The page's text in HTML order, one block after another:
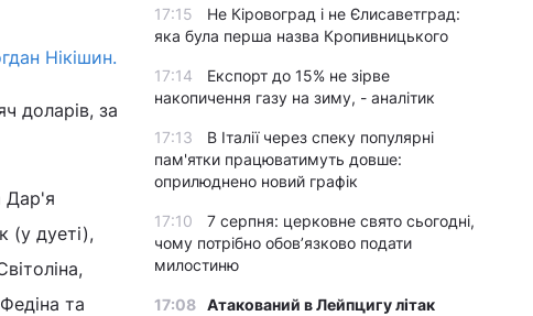
Нікішин.
доларів, за
Дар'я
(у дуеті),
та
17:15
Не Кіровоград і не Єлисаветград:
яка була перша назва Кропивницького
17:14
Експорт до 15% не зірве
накопичення газу на зиму, - аналітик
17:13
В Італії через спеку популярні
пам'ятки працюватимуть довше:
оприлюднено новий графік
17:10
7 серпня: церковне свято сьогодні,
чому потрібно обов’язково подати
милостиню
17:08 Атакований в Лейпцигу літак